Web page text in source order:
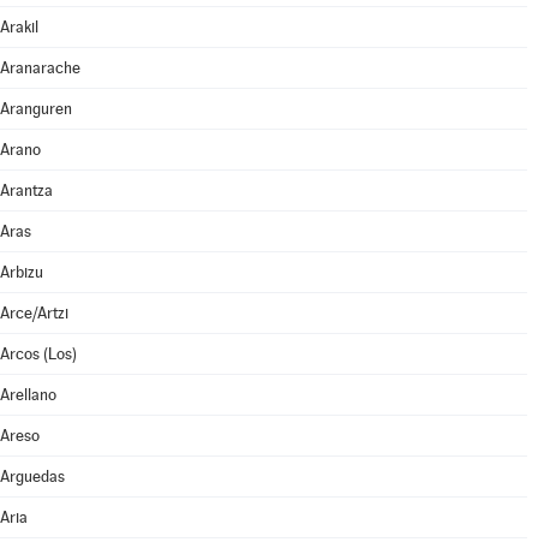
Arakil
Aranarache
Aranguren
Arano
Arantza
Aras
Arbizu
Arce/Artzi
Arcos (Los)
Arellano
Areso
Arguedas
Aria